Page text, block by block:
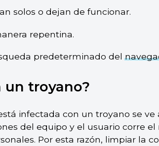
solos o dejan de funcionar.
repentina.
predeterminado del
un troyano?
infectada con un troyano se ve
del equipo y el usuario corre el
Por esta razón, limpiar la